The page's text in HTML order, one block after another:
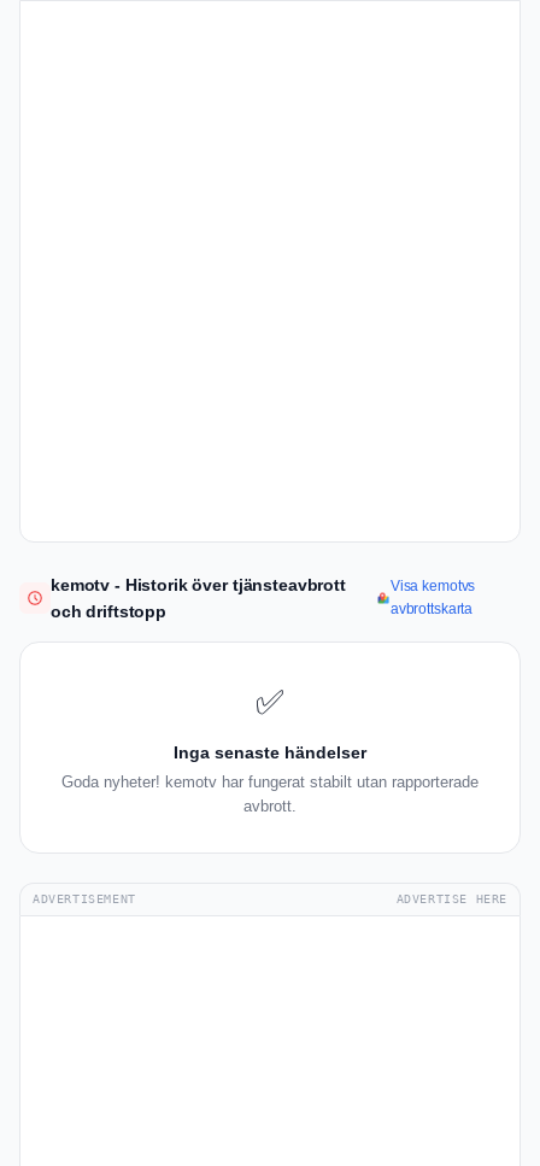
kemotv - Historik över tjänsteavbrott
och driftstopp
Visa kemotvs
avbrottskarta
✅
Inga senaste händelser
Goda nyheter! kemotv har fungerat stabilt utan rapporterade
avbrott.
ADVERTISEMENT ADVERTISE HERE